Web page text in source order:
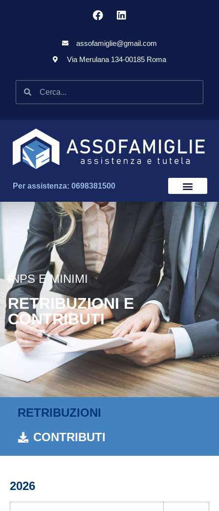
assofamiglie@gmail.com
Via Merulana 134-00185 Roma
Per assistenza: 0698381500
INPS E MINIMI
RETRIBUZIONI E
CONTRIBUTI
RETRIBUZIONI
CONTRIBUTI
2026